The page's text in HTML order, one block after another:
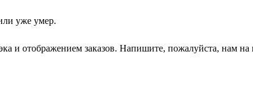
уже умер.
и отображением заказов. Напишите, пожалуйста, нам на